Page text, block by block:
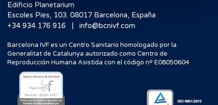
Edificio Planetarium
Escoles Pies, 103. 08017 Barcelona, España
+34 934 176 916
| info@bcnivf.com
Barcelona IVF es un Centro Sanitario homologado por la
Generalitat de Catalunya autorizado como Centro de
Reproducción Humana Asistida con el código nº E08050604